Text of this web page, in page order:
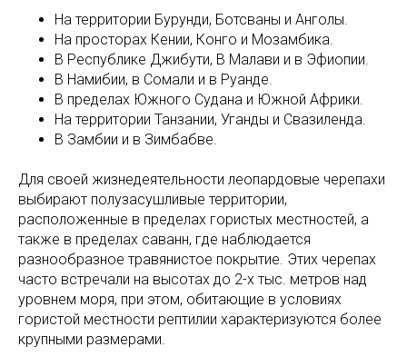
На территории Бурунди, Ботсваны и Анголы.
На просторах Кении, Конго и Мозамбика.
В Республике Джибути, В Малави и в Эфиопии.
В Намибии, в Сомали и в Руанде.
В пределах Южного Судана и Южной Африки.
На территории Танзании, Уганды и Свазиленда.
В Замбии и в Зимбабве.
Для своей жизнедеятельности леопардовые черепахи
выбирают полузасушливые территории,
расположенные в пределах гористых местностей, а
также в пределах саванн, где наблюдается
разнообразное травянистое покрытие. Этих черепах
часто встречали на высотах до 2-х тыс. метров над
уровнем моря, при этом, обитающие в условиях
гористой местности рептилии характеризуются более
крупными размерами.